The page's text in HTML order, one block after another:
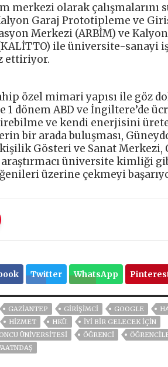
olarak çalışmalarını
Garaj Prototipleme ve
Merkezi (ARBİM) ve
ile üniversite-sanayi
ettiriyor.
özel mimari yapısı ile göz
1 dönem ABD ve İngiltere’de
ve kendi enerjisini
bir arada buluşması,
Gösteri ve Sanat Merkezi,
üniversite kimliği
üzerine çekmeyi
Twitter WhatsApp
GAZIANTEP GİRİŞİMCİ GOOGLE
HİZMET HKÜ.
İYİ BİR GELECEK İÇİN
ÜNİVERSİTESİ
ÖĞRENCI